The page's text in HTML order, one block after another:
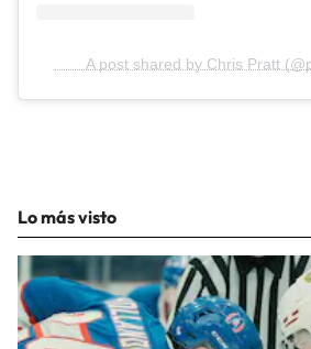
A post shared by Chris Pratt
Lo más visto